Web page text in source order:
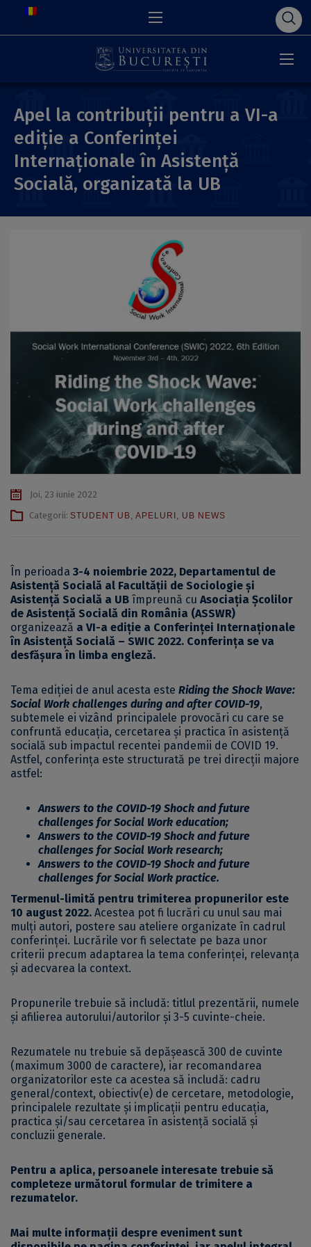
Apel la contribuții pentru a VI-a
ediție a Conferinței
Internaționale în Asistență
Socială, organizată la UB
Joi, 23 iunie 2022
Categorii: STUDENT UB, APELURI , UB NEWS
În perioada 3-4 noiembrie 2022, Departamentul de
Asistență Socială al Facultății de Sociologie și
Asistență Socială a UB împreună cu Asociația Școlilor
de Asistență Socială din România (ASSWR)
organizează a VI-a ediție a Conferinței Internaționale
în Asistență Socială – SWIC 2022. Conferința se va
desfășura în limba engleză.
Tema ediției de anul acesta este Riding the Shock Wave:
Social Work challenges during and after COVID-19,
subtemele ei vizând principalele provocări cu care se
confruntă educația, cercetarea și practica în asistență
socială sub impactul recentei pandemii de COVID 19.
Astfel, conferința este structurată pe trei direcții majore
astfel:
Answers to the COVID-19 Shock and future
challenges for Social Work education;
Answers to the COVID-19 Shock and future
challenges for Social Work research;
Answers to the COVID-19 Shock and future
challenges for Social Work practice.
Termenul-limită pentru trimiterea propunerilor este
10 august 2022. Acestea pot fi lucrări cu unul sau mai
mulți autori, postere sau ateliere organizate în cadrul
conferinței. Lucrările vor fi selectate pe baza unor
criterii precum adaptarea la tema conferinței, relevanța
și adecvarea la context.
Propunerile trebuie să includă: titlul prezentării, numele
și afilierea autorului/autorilor și 3-5 cuvinte-cheie.
Rezumatele nu trebuie să depășească 300 de cuvinte
(maximum 3000 de caractere), iar recomandarea
organizatorilor este ca acestea să includă: cadru
general/context, obiectiv(e) de cercetare, metodologie,
principalele rezultate și implicații pentru educația,
practica și/sau cercetarea în asistență socială și
concluzii generale.
Pentru a aplica, persoanele interesate trebuie să
completeze următorul formular de trimitere a
rezumatelor.
Mai multe informații despre eveniment sunt